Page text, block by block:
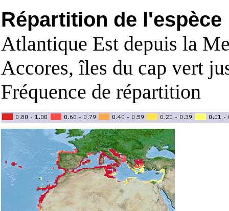
Répartition de l'espèce
Atlantique Est depuis la
Accores, îles du cap vert
Fréquence de répartition